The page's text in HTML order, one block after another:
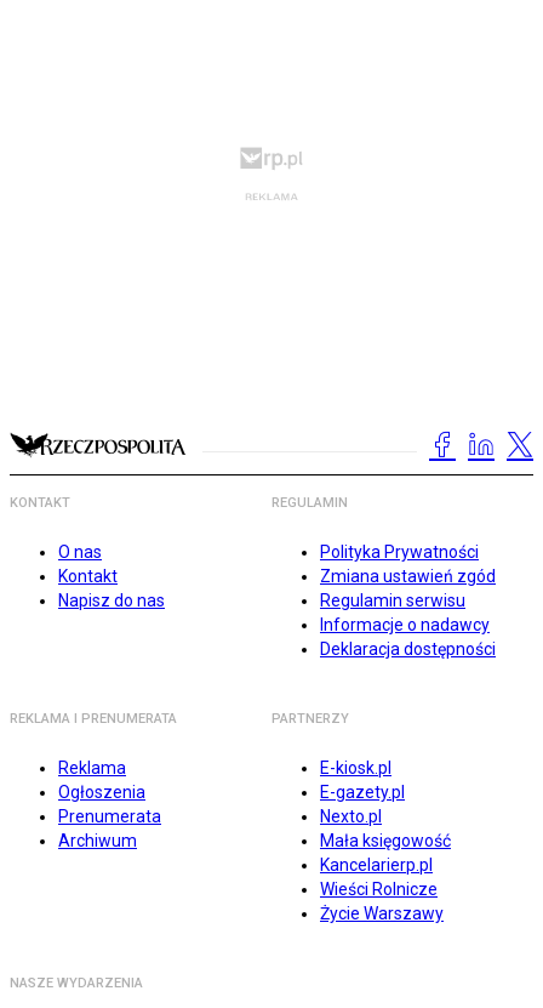
KONTAKT
O nas
Kontakt
Napisz do nas
REGULAMIN
Polityka Prywatności
Zmiana ustawień zgód
Regulamin serwisu
Informacje o nadawcy
Deklaracja dostępności
REKLAMA I PRENUMERATA
Reklama
Ogłoszenia
Prenumerata
Archiwum
PARTNERZY
E-kiosk.pl
E-gazety.pl
Nexto.pl
Mała księgowość
Kancelarierp.pl
Wieści Rolnicze
Życie Warszawy
NASZE WYDARZENIA